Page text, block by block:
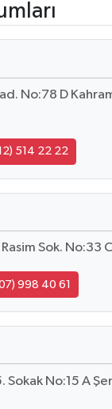
No:78 D
514 22 22
Sok. No:33
998 40 61
Sokak No:15 A